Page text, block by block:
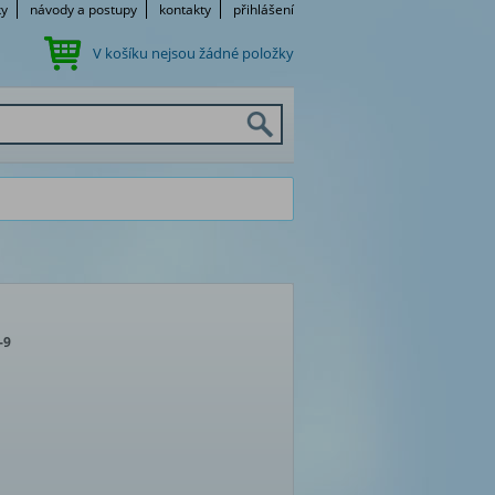
návody a postupy kontakty přihlášení
V košíku nejsou žádné položky
9